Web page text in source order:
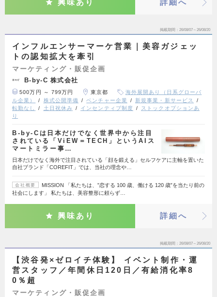
興味あり 詳細へ
掲載期間 26/08/07～26/08/20
インフルエンサーマーケ営業｜美容ガジェッ
トの認知拡大を牽引
マーケティング・販促企画
B-by-C 株式会社
500万円 ～ 799万円 東京都
海外展開あり（日系グローバ
ル企業）
株式公開準備 ベンチャー企業
新規事業・新サービス
転勤なし
土日祝休み インセンティブ制度
ストックオプションあ
り
B-by-Cは日本だけでなく世界中から注目
されている「ViEW＝TECH」というAIス
マートミラー事…
日本だけでなく海外で注目されている「顔を鍛える」セルフケアに主軸を置いた
自社ブランド「COREFIT」では、当社の理念や…
会社概要
MISSION 「私たちは、”恋する 100 歳、働ける 120 歳”を当たり前の
社会にします」 私たちは、美容整形に頼らず…
興味あり 詳細へ
掲載期間 26/08/07～26/08/20
【渋谷発×ゼロイチ体験】 イベント制作・運
営スタッフ／年間休日120日／有給消化率8
0％超
マーケティング・販促企画